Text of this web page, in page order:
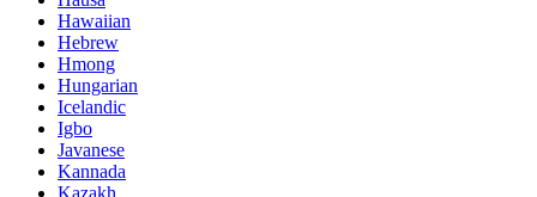
Hawaiian
Hebrew
Hmong
Hungarian
Icelandic
Igbo
Javanese
Kannada